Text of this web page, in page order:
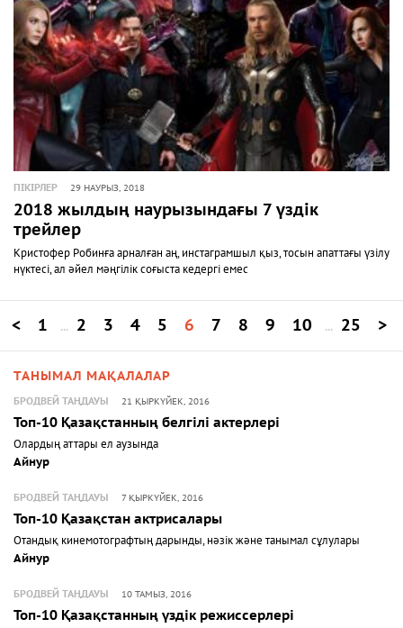
ПІКІРЛЕР 29 НАУРЫЗ, 2018
2018 жылдың наурызындағы 7 үздік
трейлер
Кристофер Робинға арналған аң, инстаграмшыл қыз, тосын апаттағы үзілу
нүктесі, ал әйел мәңгілік соғыста кедергі емес
< 1 ... 2 3 4 5 6 7 8 9 10 ... 25 >
ТАНЫМАЛ МАҚАЛАЛАР
БРОДВЕЙ ТАҢДАУЫ 21 ҚЫРКҮЙЕК, 2016
Топ-10 Қазақстанның белгілі актерлері
Олардың аттары ел аузында
Айнур
БРОДВЕЙ ТАҢДАУЫ 7 ҚЫРКҮЙЕК, 2016
Топ-10 Қазақстан актрисалары
Отандық кинемотографтың дарынды, нәзік және танымал сұлулары
Айнур
БРОДВЕЙ ТАҢДАУЫ 10 ТАМЫЗ, 2016
Топ-10 Қазақстанның үздік режиссерлері